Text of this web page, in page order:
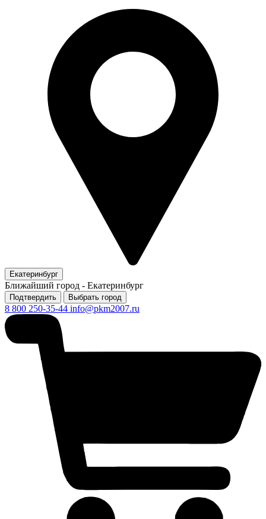
Екатеринбург
Ближайший город - Екатеринбург
Подтвердить Выбрать город
8 800 250-35-44 info@pkm2007.ru